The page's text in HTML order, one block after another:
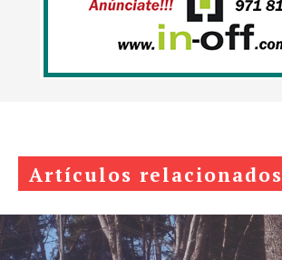
Artículos relacionados